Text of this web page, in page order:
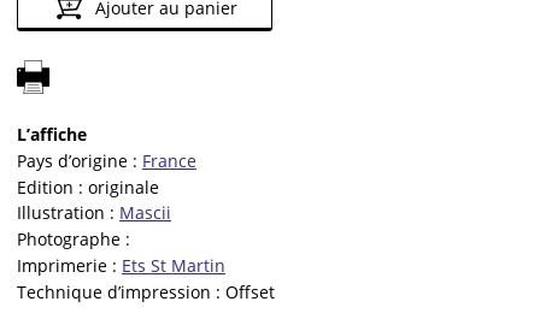
Ajouter au panier
L’affiche
Pays d’origine : France
Edition : originale
Illustration : Mascii
Photographe :
Imprimerie : Ets St Martin
Technique d’impression : Offset